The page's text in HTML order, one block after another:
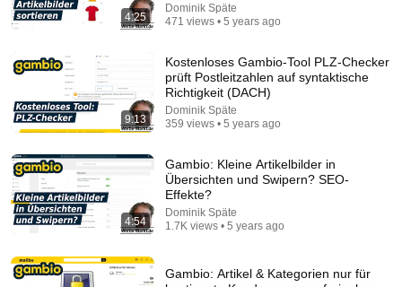
America's Most Impossible Bridge Has a Problem No
MegaBuilds • 353K views
4:25
Dominik Späte
471 views • 5 years ago
9:13
Kostenloses Gambio-Tool PLZ-Checker
prüft Postleitzahlen auf syntaktische
Richtigkeit (DACH)
Dominik Späte
359 views • 5 years ago
4:54
Gambio: Kleine Artikelbilder in
Übersichten und Swipern? SEO-
Effekte?
Dominik Späte
1.7K views • 5 years ago
Gambio: Artikel & Kategorien nur für